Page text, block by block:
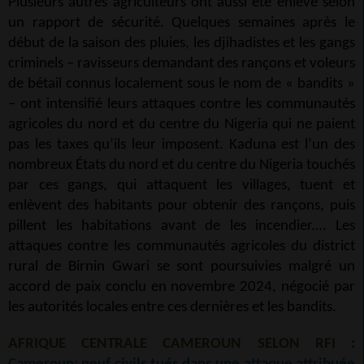
un rapport de sécurité. Quelques semaines après le
début de la saison des pluies, les djihadistes et les gangs
criminels – ravisseurs demandant des rançons et voleurs
de bétail connus localement sous le nom de « bandits »
– ont intensifié leurs attaques contre les communautés
agricoles du nord et du centre du Nigeria qui ne paient
pas les taxes qu’ils leur imposent. Kaduna est l’un des
nombreux États du nord et du centre du Nigeria touchés
par ces gangs, qui attaquent les villages, tuent et
enlèvent des habitants pour obtenir des rançons, puis
pillent les habitations avant de les incendier.… Les
attaques contre les communautés agricoles du district
rural de Birnin Gwari se sont poursuivies malgré un
accord de paix conclu en novembre 2024, négocié par
les autorités locales entre ces dernières et les bandits.